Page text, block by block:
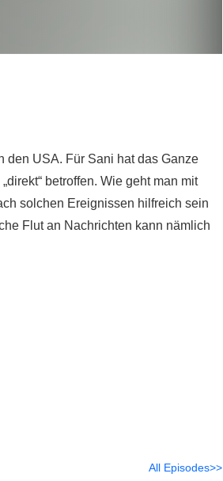
den USA. Für Sani hat das Ganze
betroffen. Wie geht man mit
solchen Ereignissen hilfreich sein
Flut an Nachrichten kann nämlich
All Episodes>>